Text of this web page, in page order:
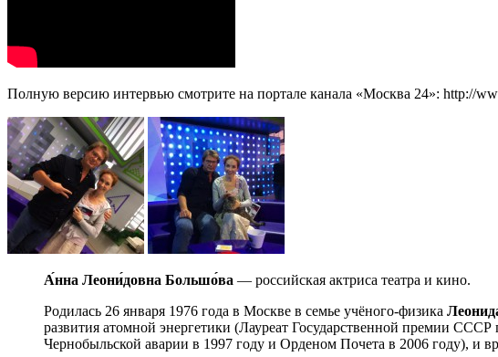
Полную версию интервью смотрите на портале канала «Москва 24»: http://
А́нна Леони́довна Большо́ва — российская актриса театра и кино.
Родилась 26 января 1976 года в Москве в семье учёного-физика
развития атомной энергетики (Лауреат Государственной премии
Чернобыльской аварии в 1997 году и Орденом Почета в 2006 году), и